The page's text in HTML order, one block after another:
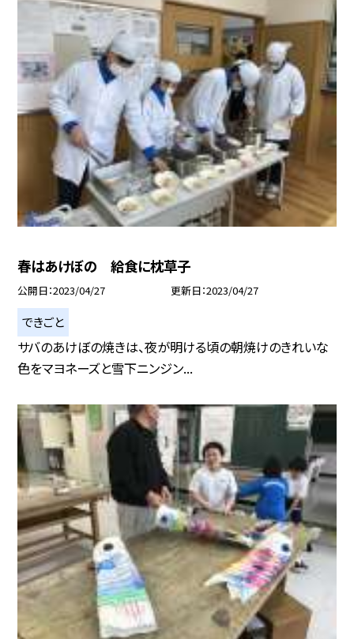
春はあけぼの 給食に枕草子
公開日 2023/04/27 更新日 2023/04/27
できごと
サバのあけぼの焼きは、夜が明ける頃の朝焼けのきれいな
色をマヨネーズと雪下ニンジン...